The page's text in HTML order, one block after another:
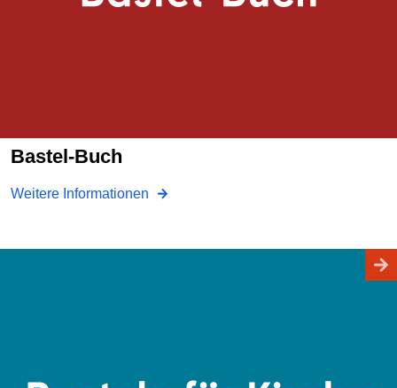
Bastel-Buch
Weitere Informationen